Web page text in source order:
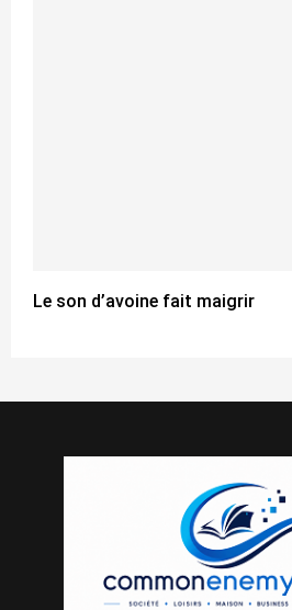
Le son d’avoine fait maigrir